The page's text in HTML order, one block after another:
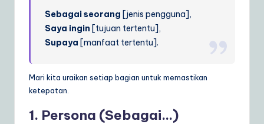
Sebagai seorang [jenis pengguna],
Saya ingin [tujuan tertentu],
Supaya [manfaat tertentu].
Mari kita uraikan setiap bagian untuk memastikan
ketepatan.
1. Persona (Sebagai…)